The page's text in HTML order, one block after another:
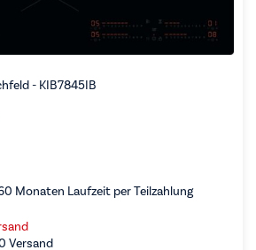
- KIB7845IB
Monaten Laufzeit per Teilzahlung
Versand